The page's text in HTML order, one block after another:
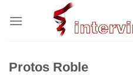
Protos Roble